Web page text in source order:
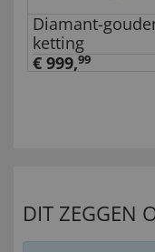
Diamant-
ketting
€ 999,99
DIT ZEGGEN